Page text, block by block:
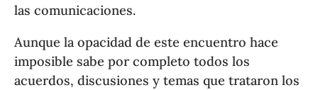
las comunicaciones.
Aunque la opacidad de este encuentro hace
imposible sabe por completo todos los
acuerdos, discusiones y temas que trataron los